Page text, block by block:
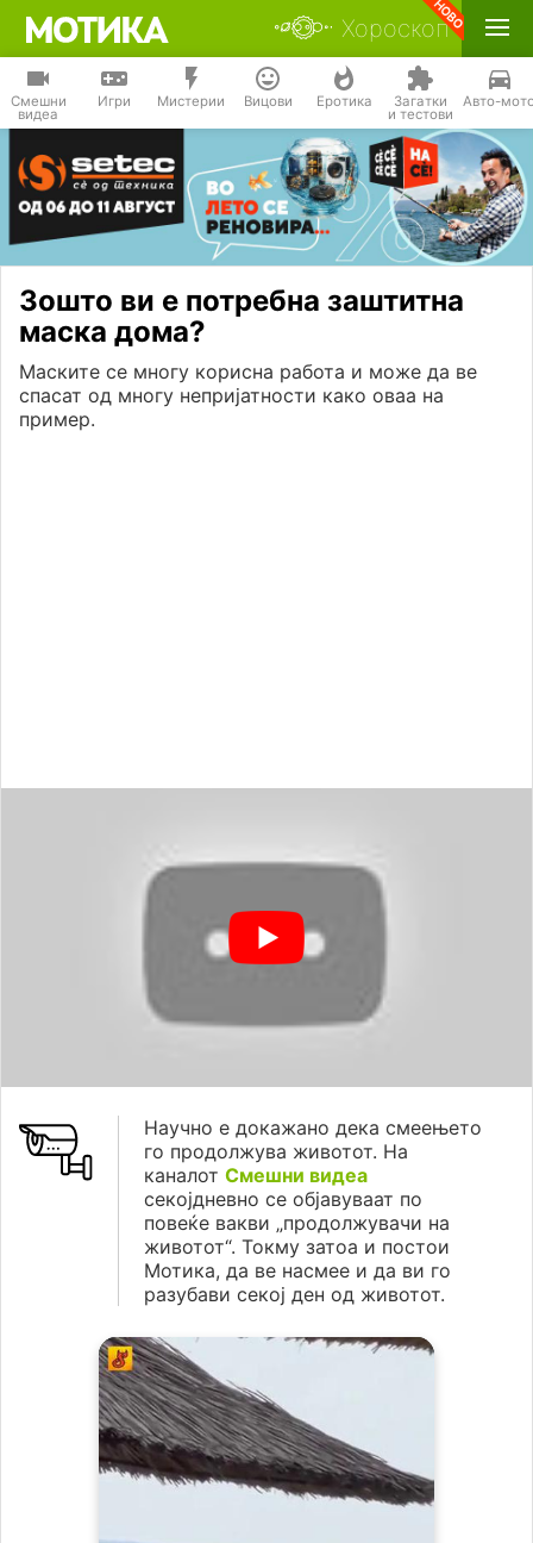
Хороскоп
Смешни
видеа
Игри Мистерии Вицови Еротика Загатки
и тестови
Авто-
Зошто ви е потребна заштитна
маска дома?
Маските се многу корисна работа и може да ве
спасат од многу непријатности како оваа на
пример.
Научно е докажано дека смеењето
го продолжува животот. На
каналот Смешни видеа
секојдневно се објавуваат по
повеќе вакви „продолжувачи на
животот“. Токму затоа и постои
Мотика, да ве насмее и да ви го
разубави секој ден од животот.